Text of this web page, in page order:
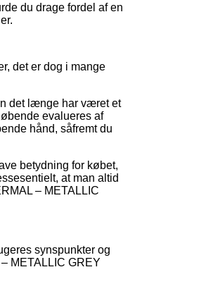
du drage fordel af en
det er dog i mange
det længe har været et
evalueres af
hånd, såfremt du
betydning for købet,
at man altid
– METALLIC
synspunkter og
METALLIC GREY